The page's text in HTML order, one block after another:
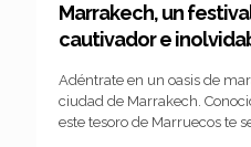
Marrakech, un
cautivador e
Adéntrate en un oasis de
ciudad de Marrakech.
este tesoro de Marruecos te